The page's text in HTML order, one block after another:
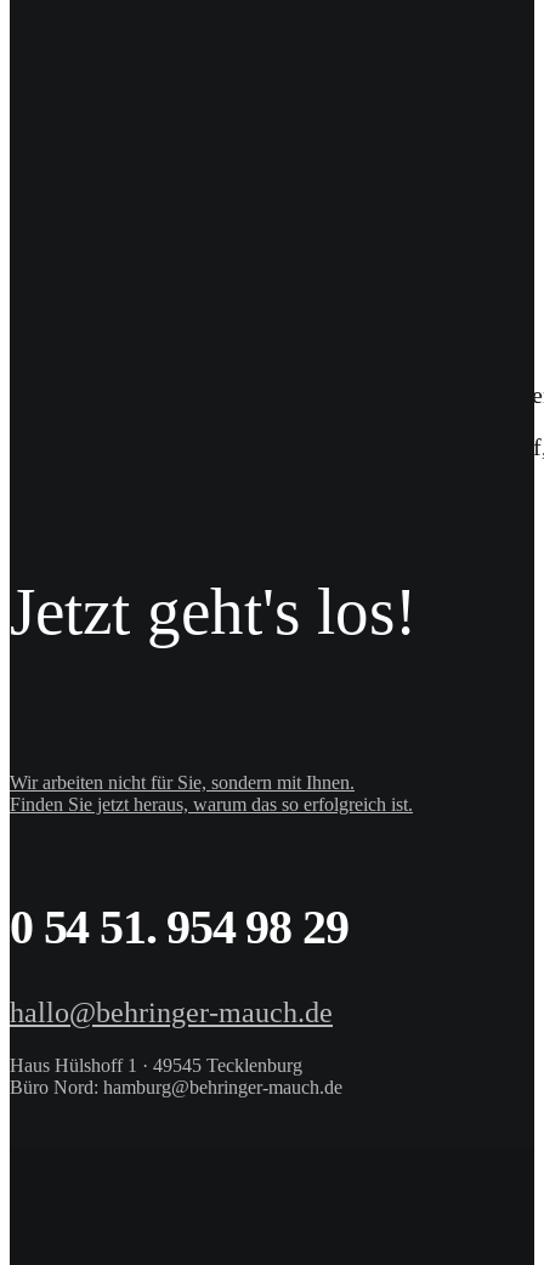
Frisch und fruchtig seit 1795: Für unseren
Dank zahlreicher Fotos und jeder Menge Infos zu
Jetzt geht's los!
Wir arbeiten nicht für Sie, sondern mit Ihnen.
Finden Sie jetzt heraus, warum das so erfolgreich ist.
0 54 51. 954 98 29
hallo@behringer-mauch.de
Haus Hülshoff 1 · 49545 Tecklenburg
Büro Nord: hamburg@behringer-mauch.de